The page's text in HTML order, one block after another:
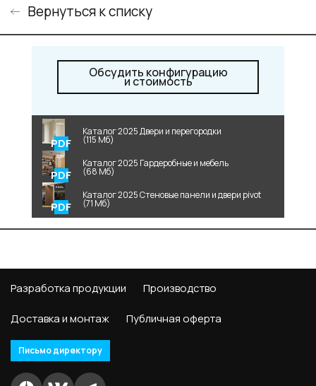
Вернуться к списку
Обсудить конфигурацию
и стоимость
Каталог 2025 Двери и перегородки
(115 Мб)
Каталог 2025 Гардеробные и мебель
(68 Мб)
Каталог 2025 Стеновые панели и двери pivot
(71 Мб)
Разработка продукции Производство
Доставка и монтаж Публичная оферта
Письмо директору